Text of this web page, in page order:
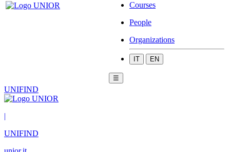
Courses
People
Organizations
IT EN
☰
UNIFIND
|
UNIFIND